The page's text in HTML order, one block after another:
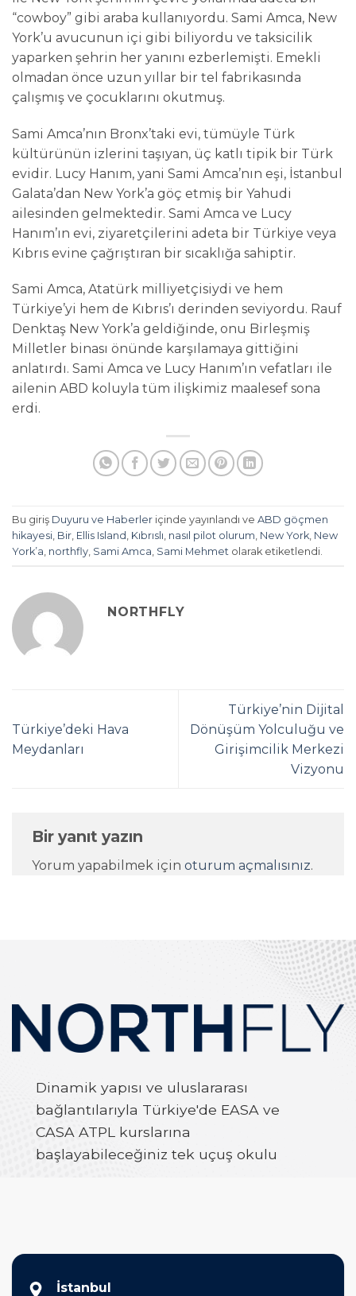
“cowboy” gibi araba kullanıyordu. Sami Amca, New
York’u avucunun içi gibi biliyordu ve taksicilik
yaparken şehrin her yanını ezberlemişti. Emekli
olmadan önce uzun yıllar bir tel fabrikasında
çalışmış ve çocuklarını okutmuş.
Sami Amca’nın Bronx’taki evi, tümüyle Türk
kültürünün izlerini taşıyan, üç katlı tipik bir Türk
evidir. Lucy Hanım, yani Sami Amca’nın eşi, İstanbul
Galata’dan New York’a göç etmiş bir Yahudi
ailesinden gelmektedir. Sami Amca ve Lucy
Hanım’ın evi, ziyaretçilerini adeta bir Türkiye veya
Kıbrıs evine çağrıştıran bir sıcaklığa sahiptir.
Sami Amca, Atatürk milliyetçisiydi ve hem
Türkiye’yi hem de Kıbrıs’ı derinden seviyordu. Rauf
Denktaş New York’a geldiğinde, onu Birleşmiş
Milletler binası önünde karşılamaya gittiğini
anlatırdı. Sami Amca ve Lucy Hanım’ın vefatları ile
ailenin ABD koluyla tüm ilişkimiz maalesef sona
erdi.
Bu giriş Duyuru ve Haberler içinde yayınlandı ve ABD göçmen
hikayesi Bir Ellis Island Kıbrıslı nasıl pilot olurum New York New
York’a northfly Sami Amca Sami Mehmet olarak etiketlendi.
NORTHFLY
Türkiye’deki Hava
Meydanları
Türkiye’nin Dijital
Dönüşüm Yolculuğu ve
Girişimcilik Merkezi
Vizyonu
Bir yanıt yazın
Yorum yapabilmek için oturum açmalısınız.
Dinamik yapısı ve uluslararası
bağlantılarıyla Türkiye'de EASA ve
CASA ATPL kurslarına
başlayabileceğiniz tek uçuş okulu
İstanbul